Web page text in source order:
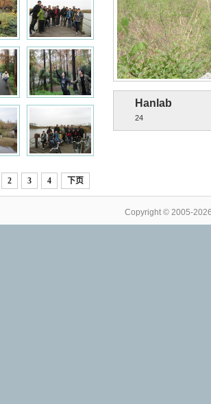
Hanlab
24
2 3 4 下页
Copyright © 2005-